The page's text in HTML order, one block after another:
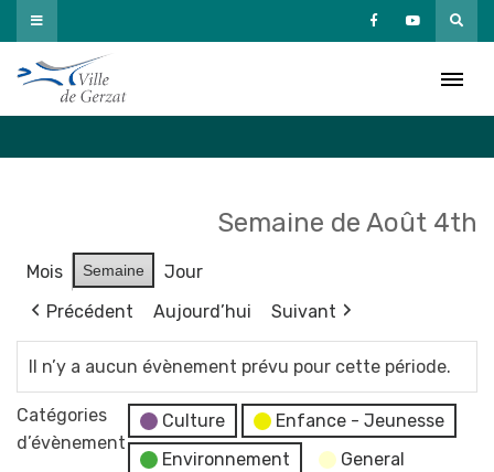
Passer
au
contenu
Semaine de Août 4th
Mois Semaine
Jour
Précédent
Aujourd’hui Suivant
Il n’y a aucun évènement prévu pour cette période.
Catégories
d’évènement
Culture
Enfance - Jeunesse
Environnement
General